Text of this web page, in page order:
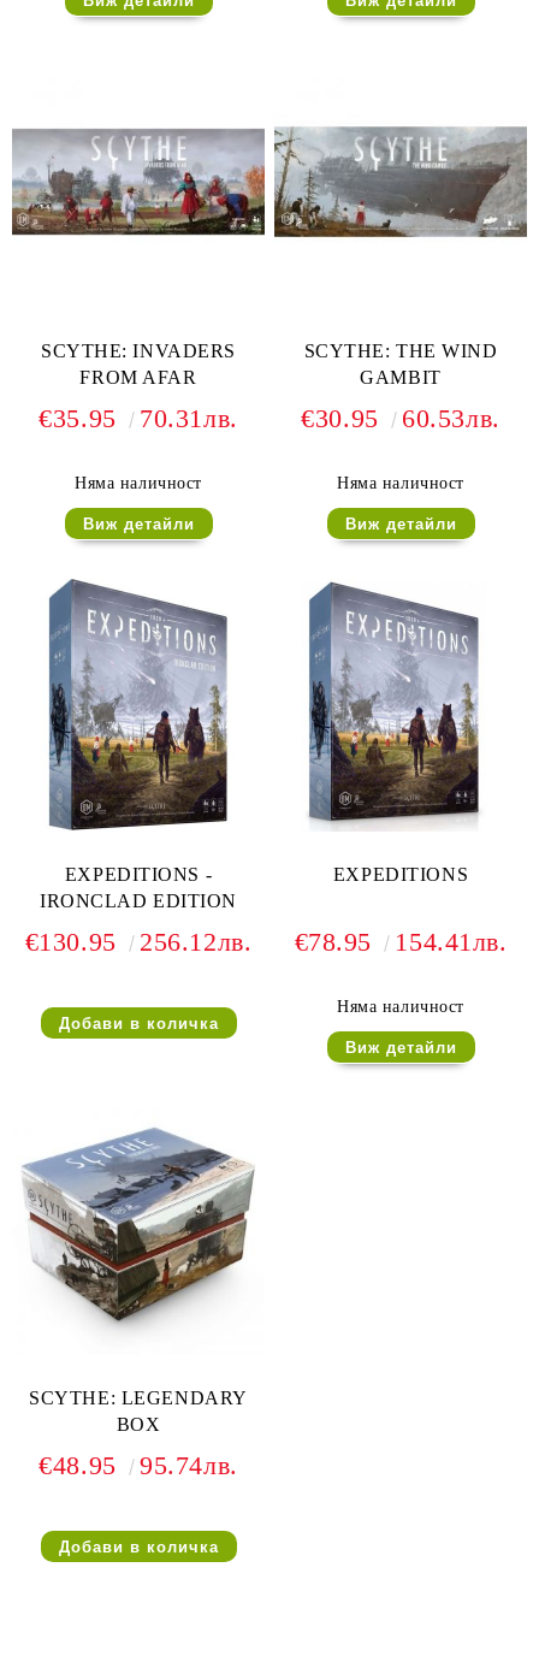
SCYTHE: INVADERS
FROM AFAR
€35.95 70.31лв.
Няма наличност
Виж детайли
SCYTHE: THE WIND
GAMBIT
€30.95 60.53лв.
Няма наличност
Виж детайли
EXPEDITIONS -
IRONCLAD EDITION
€130.95 256.12лв.
EXPEDITIONS
€78.95 154.41лв.
Няма наличност
Виж детайли
SCYTHE: LEGENDARY
BOX
€48.95 95.74лв.